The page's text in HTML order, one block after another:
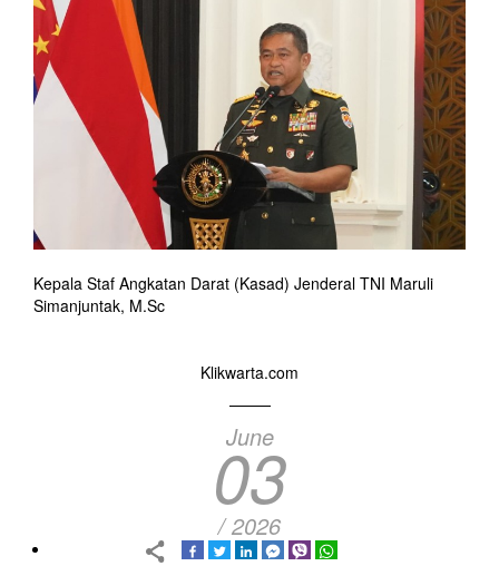
Kepala Staf Angkatan Darat (Kasad) Jenderal TNI Maruli
Simanjuntak, M.Sc
Klikwarta.com
June
03
/ 2026